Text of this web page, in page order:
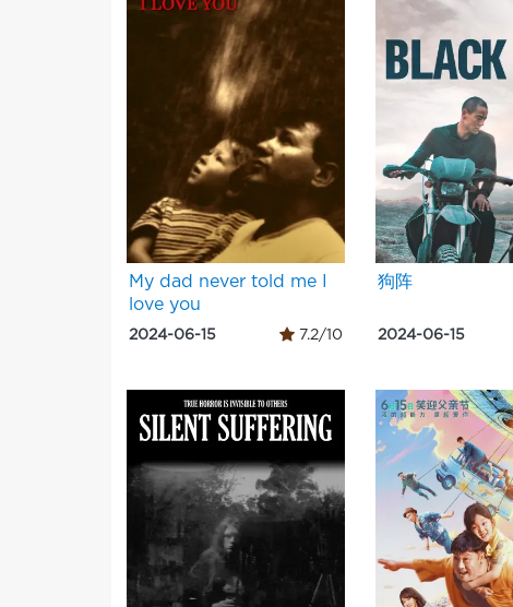
My dad never told me I
love you
2024-06-15 7.2/10
狗阵
2024-06-15